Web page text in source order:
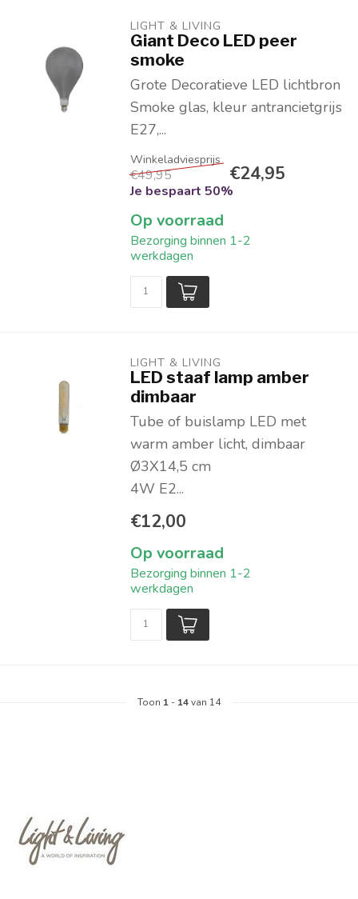
LIGHT & LIVING
Giant Deco LED peer
smoke
Grote Decoratieve LED lichtbron
Smoke glas, kleur antrancietgrijs
E27,...
€49,95 €24,95
Je bespaart 50%
Op voorraad
Bezorging binnen 1-2
werkdagen
LIGHT & LIVING
LED staaf lamp amber
dimbaar
Tube of buislamp LED met
warm amber licht, dimbaar
Ø3X14,5 cm
4W E2...
€12,00
Op voorraad
Bezorging binnen 1-2
werkdagen
Toon 1 - 14van 14